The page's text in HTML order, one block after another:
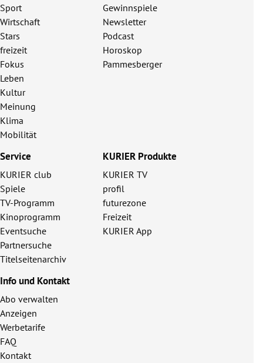
Sport
Wirtschaft
Stars
freizeit
Fokus
Leben
Kultur
Meinung
Klima
Mobilität
Gewinnspiele
Newsletter
Podcast
Horoskop
Pammesberger
Service
KURIER club
Spiele
TV-Programm
Kinoprogramm
Eventsuche
Partnersuche
Titelseitenarchiv
KURIER Produkte
KURIER TV
profil
futurezone
Freizeit
KURIER App
Info und Kontakt
Abo verwalten
Anzeigen
Werbetarife
FAQ
Kontakt